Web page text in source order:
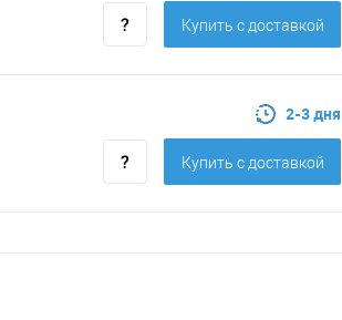
Купить c доставкой
2-3 дня
Купить c доставкой